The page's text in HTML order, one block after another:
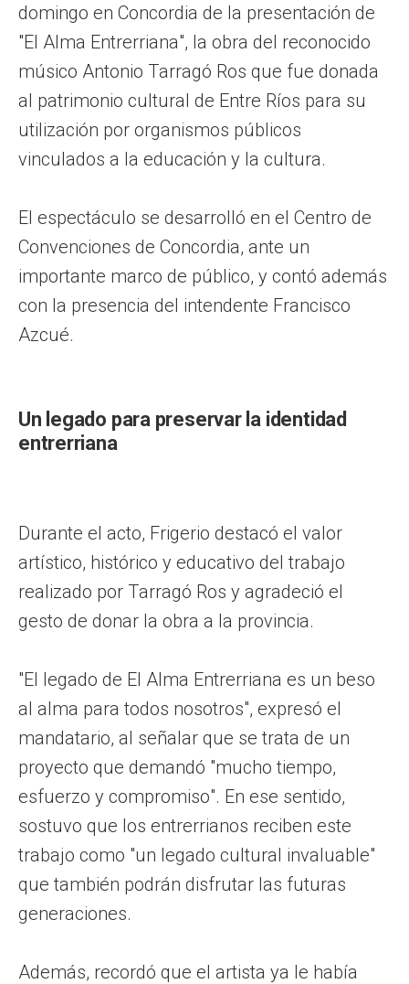
domingo en Concordia de la presentación de
"El Alma Entrerriana", la obra del reconocido
músico Antonio Tarragó Ros que fue donada
al patrimonio cultural de Entre Ríos para su
utilización por organismos públicos
vinculados a la educación y la cultura.
El espectáculo se desarrolló en el Centro de
Convenciones de Concordia, ante un
importante marco de público, y contó además
con la presencia del intendente Francisco
Azcué.
Un legado para preservar la identidad
entrerriana
Durante el acto, Frigerio destacó el valor
artístico, histórico y educativo del trabajo
realizado por Tarragó Ros y agradeció el
gesto de donar la obra a la provincia.
"El legado de El Alma Entrerriana es un beso
al alma para todos nosotros", expresó el
mandatario, al señalar que se trata de un
proyecto que demandó "mucho tiempo,
esfuerzo y compromiso". En ese sentido,
sostuvo que los entrerrianos reciben este
trabajo como "un legado cultural invaluable"
que también podrán disfrutar las futuras
generaciones.
Además, recordó que el artista ya le había